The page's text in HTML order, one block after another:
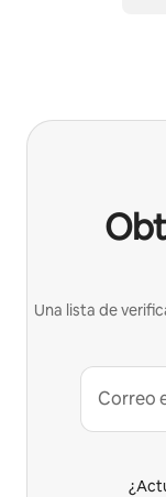
Una lista de
Correo